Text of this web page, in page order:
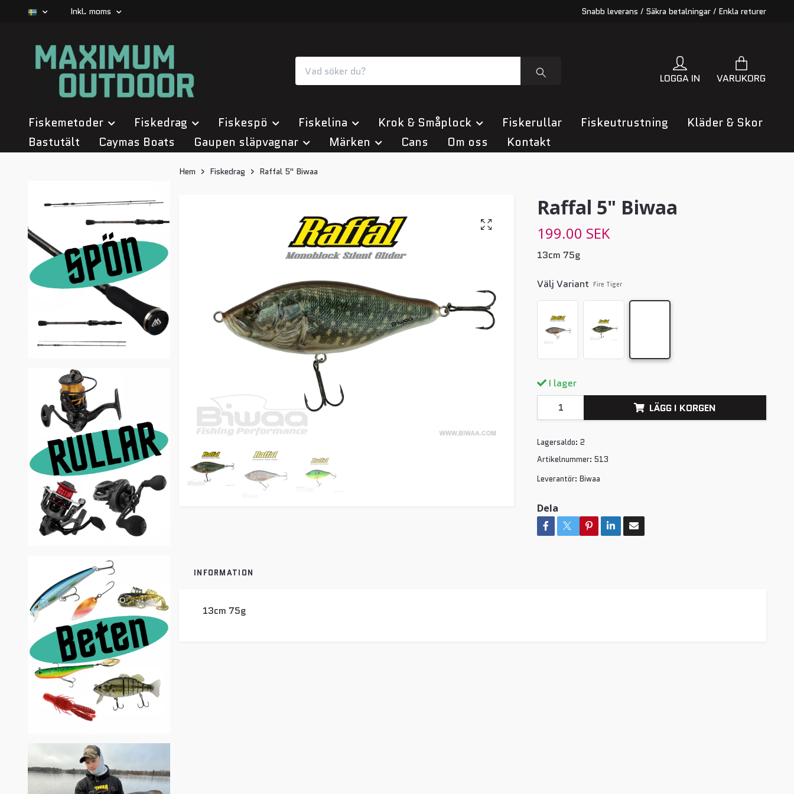
Inkl. moms Snabb leverans / Säkra betalningar / Enkla returer
LOGGA IN VARUKORG
Fiskemetoder Fiskedrag Fiskespö Fiskelina Krok & Småplock Fiskerullar Fiskeutrustning
Kläder & Skor
Bastutält
Caymas Boats Gaupen släpvagnar Märken Cans Om oss Kontakt
Hem Fiskedrag Raffal 5" Biwaa
Raffal 5" Biwaa
199.00 SEK
13cm 75g
Välj Variant Fire Tiger
I lager
LÄGG I KORGEN
Lagersaldo: 2
Artikelnummer: 513
Leverantör: Biwaa
Dela
INFORMATION
13cm 75g